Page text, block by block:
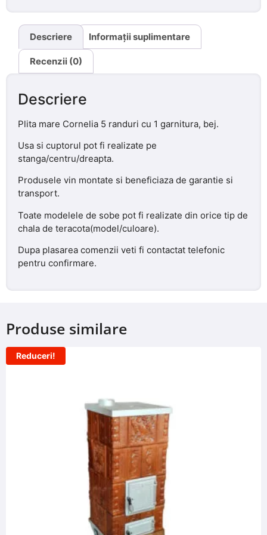
Descriere Informații suplimentare
Recenzii (0)
Descriere
Plita mare Cornelia 5 randuri cu 1 garnitura, bej.
Usa si cuptorul pot fi realizate pe
stanga/centru/dreapta.
Produsele vin montate si beneficiaza de garantie si
transport.
Toate modelele de sobe pot fi realizate din orice tip de
chala de teracota(model/culoare).
Dupa plasarea comenzii veti fi contactat telefonic
pentru confirmare.
Produse similare
Reduceri!